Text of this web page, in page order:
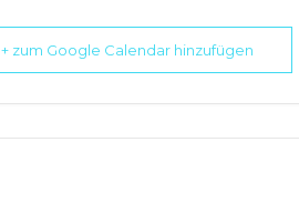
+ zum Google Calendar hinzufügen